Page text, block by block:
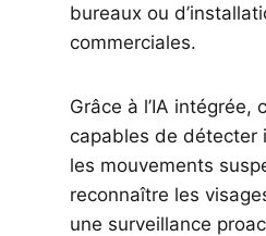
bureaux ou
commerciales.
Grâce à l’IA intégrée,
capables de détecter
les mouvements
reconnaître les
une surveillance